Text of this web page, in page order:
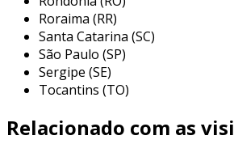
sustentabilidade
a quantidade de resíduos
contribuindo para práticas
mais ecológicas.
processo pode ser realizado
Roraima (RR)
Santa Catarina (SC)
São Paulo (SP)
Sergipe (SE)
Tocantins (TO)
Relacionado com as